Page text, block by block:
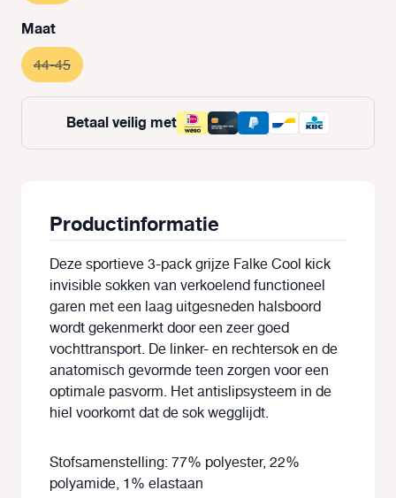
Selecteer
Maat
44-45(Deze optie is momenteel niet beschikbaar.)
Betaal veilig met
Productinformatie
Deze sportieve 3-pack grijze Falke Cool kick
invisible sokken van verkoelend functioneel
garen met een laag uitgesneden halsboord
wordt gekenmerkt door een zeer goed
vochttransport. De linker- en rechtersok en de
anatomisch gevormde teen zorgen voor een
optimale pasvorm. Het antislipsysteem in de
hiel voorkomt dat de sok wegglijdt.
Stofsamenstelling: 77% polyester, 22%
polyamide, 1% elastaan